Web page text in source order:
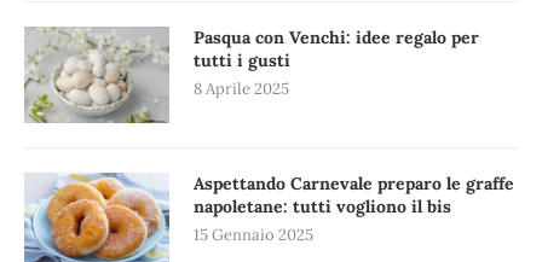
Pasqua con Venchi: idee regalo per
tutti i gusti
8 Aprile 2025
Aspettando Carnevale preparo le graffe
napoletane: tutti vogliono il bis
15 Gennaio 2025